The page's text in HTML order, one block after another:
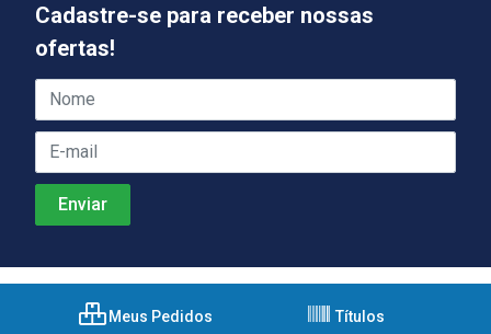
Cadastre-se para receber nossas
ofertas!
Meus Pedidos Títulos